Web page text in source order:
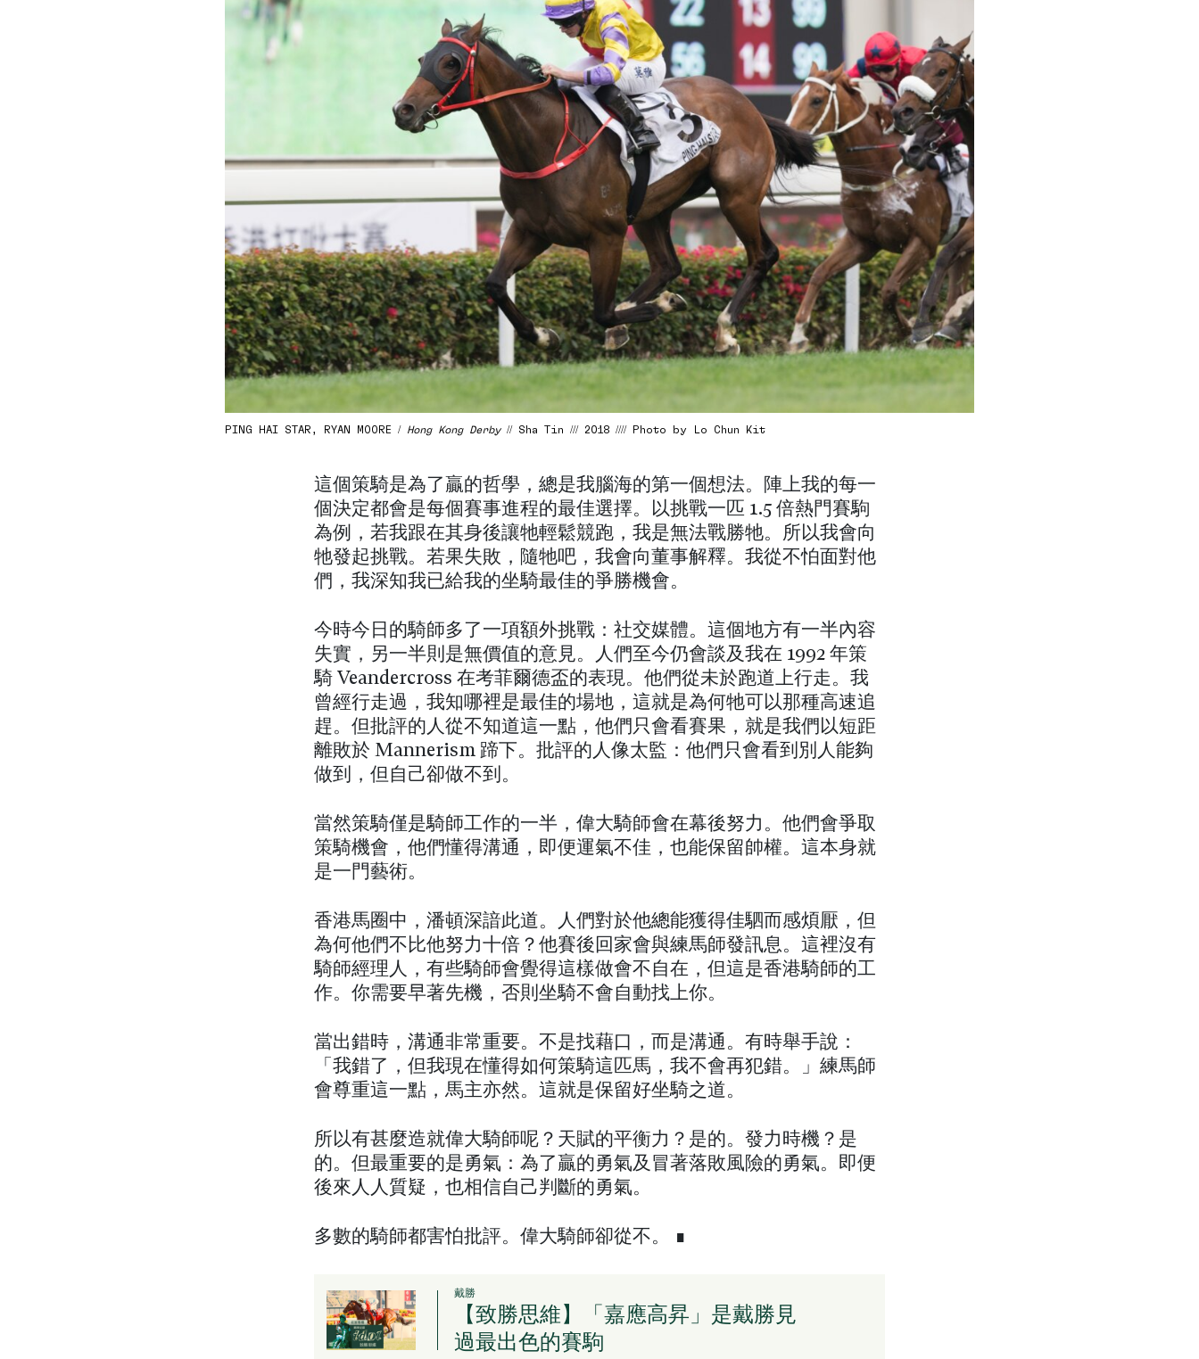
PING HAI STAR, RYAN MOORE / Hong Kong Derby// Sha Tin /// 2018 //// Photo by Lo Chun Kit
這個策騎是為了贏的哲學，總是我腦海的第一個想法。陣上我的每一
個決定都會是每個賽事進程的最佳選擇。以挑戰一匹 1.5 倍熱門賽駒
為例，若我跟在其身後讓牠輕鬆競跑，我是無法戰勝牠。所以我會向
牠發起挑戰。若果失敗，隨牠吧，我會向董事解釋。我從不怕面對他
們，我深知我已給我的坐騎最佳的爭勝機會。
今時今日的騎師多了一項額外挑戰：社交媒體。這個地方有一半內容
失實，另一半則是無價值的意見。人們至今仍會談及我在 1992 年策
騎 Veandercross 在考菲爾德盃的表現。他們從未於跑道上行走。我
曾經行走過，我知哪裡是最佳的場地，這就是為何牠可以那種高速追
趕。但批評的人從不知道這一點，他們只會看賽果，就是我們以短距
離敗於 Mannerism 蹄下。批評的人像太監：他們只會看到別人能夠
做到，但自己卻做不到。
當然策騎僅是騎師工作的一半，偉大騎師會在幕後努力。他們會爭取
策騎機會，他們懂得溝通，即便運氣不佳，也能保留帥權。這本身就
是一門藝術。
香港馬圈中，潘頓深諳此道。人們對於他總能獲得佳駟而感煩厭，但
為何他們不比他努力十倍？他賽後回家會與練馬師發訊息。這裡沒有
騎師經理人，有些騎師會覺得這樣做會不自在，但這是香港騎師的工
作。你需要早著先機，否則坐騎不會自動找上你。
當出錯時，溝通非常重要。不是找藉口，而是溝通。有時舉手說：
「我錯了，但我現在懂得如何策騎這匹馬，我不會再犯錯。」練馬師
會尊重這一點，馬主亦然。這就是保留好坐騎之道。
所以有甚麼造就偉大騎師呢？天賦的平衡力？是的。發力時機？是
的。但最重要的是勇氣：為了贏的勇氣及冒著落敗風險的勇氣。即便
後來人人質疑，也相信自己判斷的勇氣。
多數的騎師都害怕批評。偉大騎師卻從不。 ∎
戴勝
【致勝思維】「嘉應高昇」是戴勝見
過最出色的賽駒